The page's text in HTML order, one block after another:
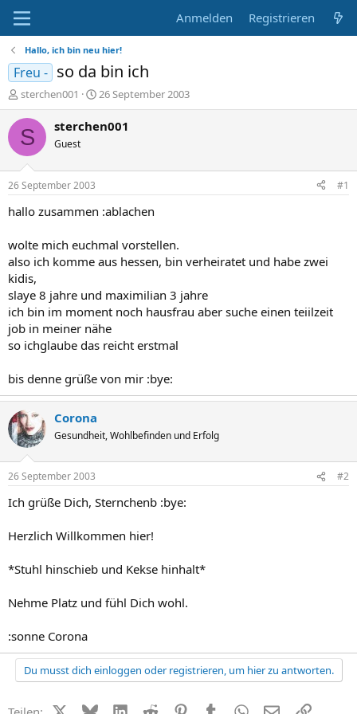
Anmelden Registrieren
Hallo, ich bin neu hier!
Freu - so da bin ich
E
r
s
t
e
r
sterchen001
E
r
s
t
a
26 September 2003
S sterchen001
Guest
26 September 2003 #1
hallo zusammen :ablachen
wolte mich euchmal vorstellen.
also ich komme aus hessen, bin verheiratet und habe zwei
kidis,
slaye 8 jahre und maximilian 3 jahre
ich bin im moment noch hausfrau aber suche einen teiilzeit
job in meiner nähe
so ichglaube das reicht erstmal
bis denne grüße von mir :bye:
Corona
Gesundheit, Wohlbefinden und Erfolg
26 September 2003 #2
Ich grüße Dich, Sternchenb :bye:
Herzlich Willkommen hier!
*Stuhl hinschieb und Kekse hinhalt*
Nehme Platz und fühl Dich wohl.
:sonne Corona
Du musst dich einloggen oder registrieren, um hier zu antworten.
X (Twitter)
BlueskyLinkedIn
Reddit PinterestTumblr WhatsApp
E-MailLink